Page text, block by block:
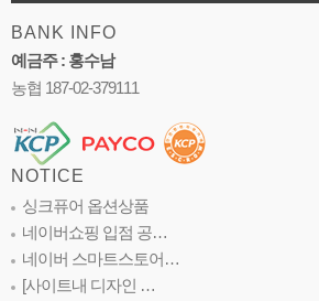
BANK INFO
예금주 : 홍수남
농협 187-02-379111
NOTICE
싱크퓨어 옵션상품
네이버쇼핑 입점 공…
네이버 스마트스토어…
[사이트내 디자인 …